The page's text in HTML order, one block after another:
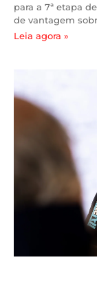
para a 7ª etapa
de vantagem
Leia agora »